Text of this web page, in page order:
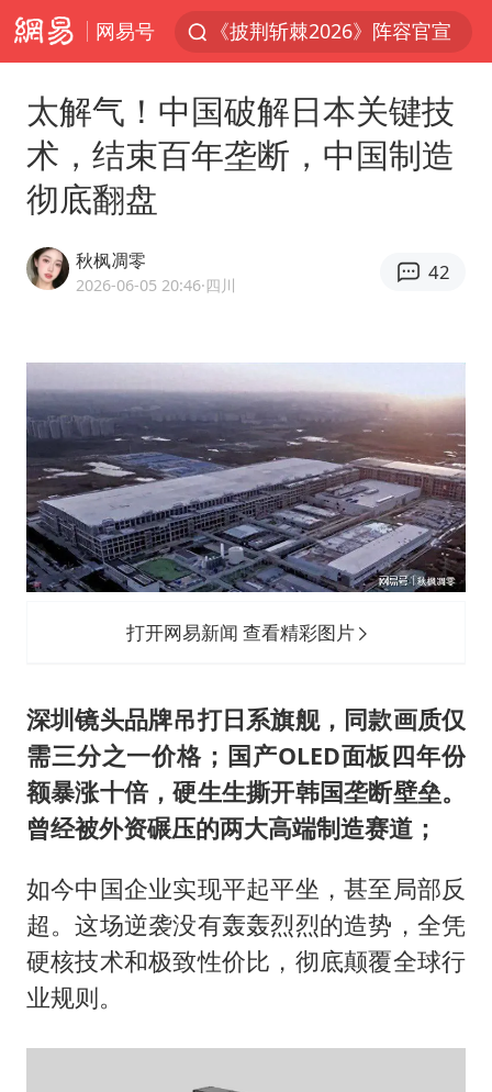
网易号
白海豚北上或致京津冀暴雨
上海有出现龙卷潜势
王艺迪无缘横滨赛决赛
王艺迪2-4不敌张本美和止步4强
2025年小学教师减少13.19万
韩军前线部队连曝丑闻
上海大部迎大暴雨
《龙餐馆》 冲奖
武契奇会见泽连斯基有何意图
笔试第一被劝弃考涉事副校长被撤职
太解气！中国破解日本关键技
术，结束百年垄断，中国制造
彻底翻盘
秋枫凋零
2026-06-05 20:46·四川
42
打开网易新闻 查看精彩图片
深圳镜头品牌吊打日系旗舰，同款画质仅
需三分之一价格；国产OLED面板四年份
额暴涨十倍，硬生生撕开韩国垄断壁垒。
曾经被外资碾压的两大高端制造赛道；
如今中国企业实现平起平坐，甚至局部反
超。这场逆袭没有轰轰烈烈的造势，全凭
硬核技术和极致性价比，彻底颠覆全球行
业规则。